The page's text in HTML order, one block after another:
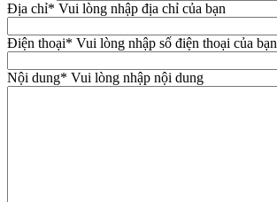
Địa chỉ* Vui lòng nhập địa chỉ của bạn
Điện thoại* Vui lòng nhập số điện thoại của bạn
Nội dung* Vui lòng nhập nội dung